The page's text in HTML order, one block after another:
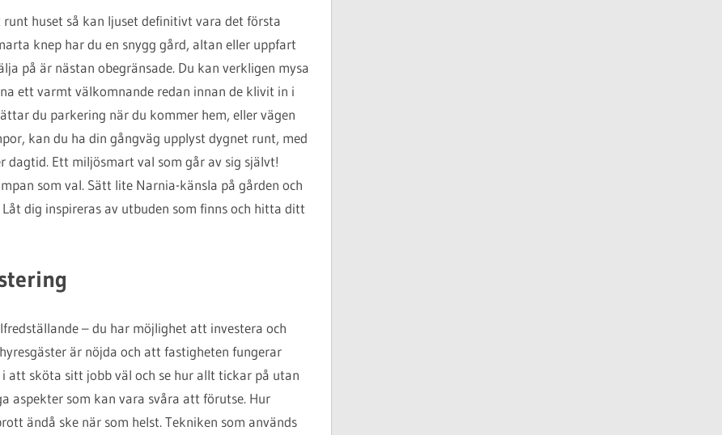
huset så kan ljuset definitivt vara det första
knep har du en snygg gård, altan eller uppfart
på är nästan obegränsade. Du kan verkligen mysa
ett varmt välkomnande redan innan de klivit in i
du parkering när du kommer hem, eller vägen
kan du ha din gångväg upplyst dygnet runt, med
dagtid. Ett miljösmart val som går av sig självt!
som val. Sätt lite Narnia-känsla på gården och
dig inspireras av utbuden som finns och hitta ditt
– du har möjlighet att investera och
är nöjda och att fastigheten fungerar
att sköta sitt jobb väl och se hur allt tickar på utan
aspekter som kan vara svåra att förutse. Hur
ändå ske när som helst. Tekniken som används